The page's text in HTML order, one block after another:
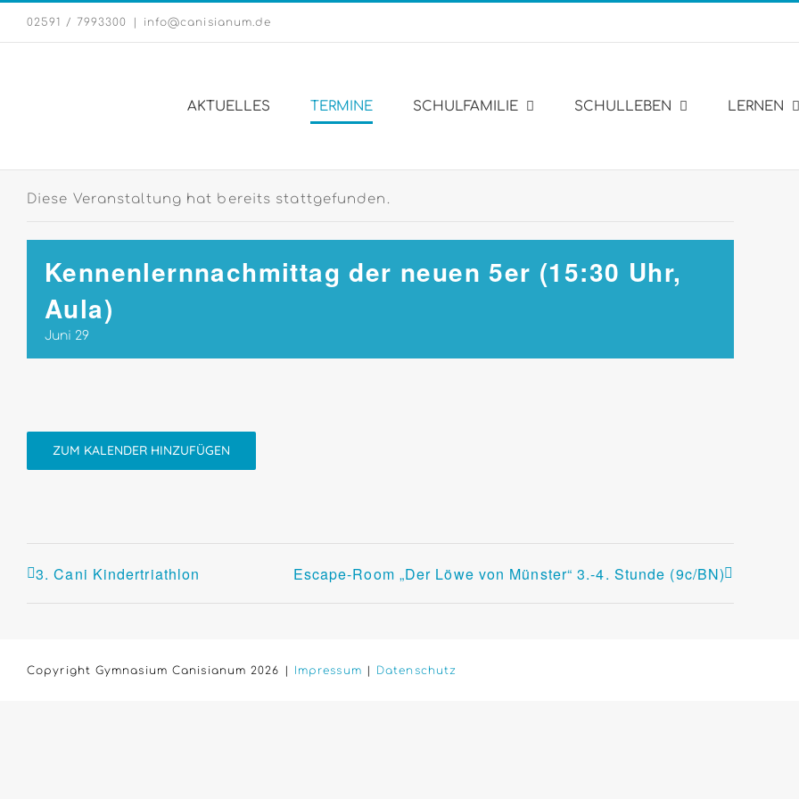
02591 / 7993300 info@canisianum.de
AKTUELLES TERMINE SCHULFAMILIE SCHULLEBEN LERNEN
Diese Veranstaltung hat bereits stattgefunden.
Kennenlernnachmittag der neuen 5er (15:30 Uhr,
Aula)
Juni 29
ZUM KALENDER HINZUFÜGEN
3. Cani Kindertriathlon Escape-Room „Der Löwe von Münster“ 3.-4. Stunde (9c/BN)
Copyright Gymnasium Canisianum 2026 | Impressum | Datenschutz